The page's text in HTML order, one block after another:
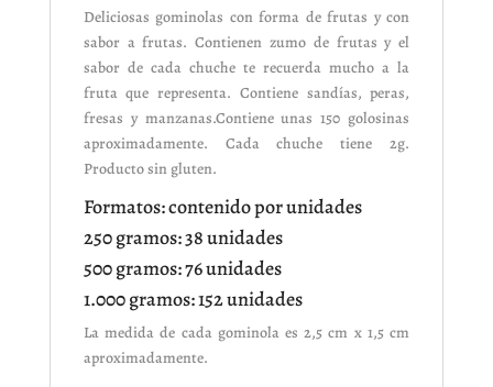
Deliciosas gominolas con forma de frutas y con
sabor a frutas. Contienen zumo de frutas y el
sabor de cada chuche te recuerda mucho a la
fruta que representa. Contiene sandías, peras,
fresas y manzanas.Contiene unas 150 golosinas
aproximadamente. Cada chuche tiene 2g.
Producto sin gluten.
Formatos: contenido por unidades
250 gramos: 38 unidades
500 gramos: 76 unidades
1.000 gramos: 152 unidades
La medida de cada gominola es 2,5 cm x 1,5 cm
aproximadamente.